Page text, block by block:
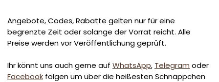
Angebote, Codes, Rabatte gelten nur für eine
begrenzte Zeit oder solange der Vorrat reicht. Alle
Preise werden vor Veröffentlichung geprüft.
Ihr könnt uns auch gerne auf WhatsApp, Telegram oder
Facebook folgen um über die heißesten Schnäppchen